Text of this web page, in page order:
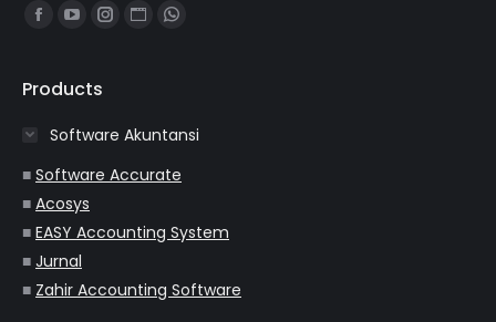
Find us on:
Facebook
opens
new
window
YouTube
opens
new
window
Instagram
new
window
Website
new
window
Whatsapp
new
window
Products
Software Akuntansi
■ Software Accurate
■ Acosys
■ EASY Accounting System
■ Jurnal
■ Zahir Accounting Software